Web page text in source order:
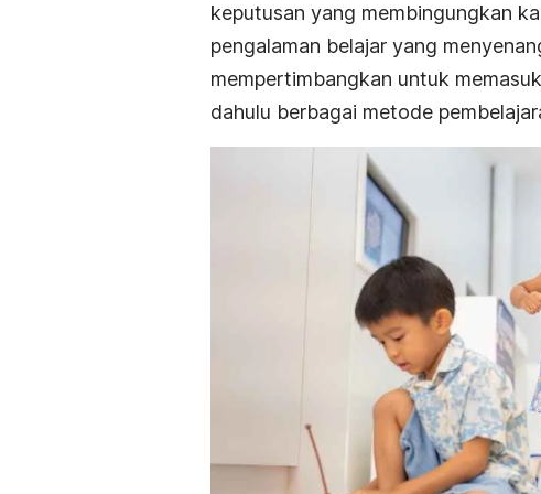
keputusan yang membingungkan
pengalaman belajar yang
mempertimbangkan untuk
dahulu berbagai metode